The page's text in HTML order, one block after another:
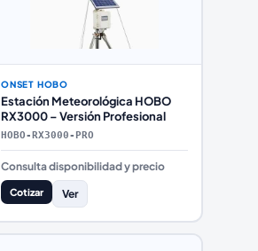
ONSET HOBO
Estación Meteorológica HOBO
RX3000 – Versión Profesional
HOBO-RX3000-PRO
Consulta disponibilidad y precio
Cotizar Ver